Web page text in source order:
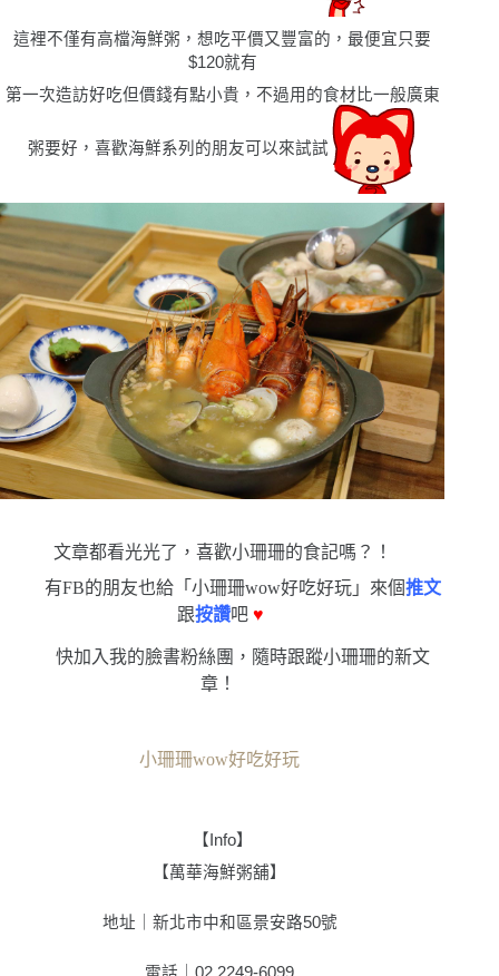
這裡不僅有高檔海鮮粥，想吃平價又豐富的，最便宜只要
$120就有
第一次造訪好吃但價錢有點小貴，不過用的食材比一般廣東
粥要好，喜歡海鮮系列的朋友可以來試試
文章都看光光了，喜歡小珊珊的食記嗎？！
有FB的朋友也給「小珊珊wow好吃好玩」來個推文
跟按讚吧 ♥
快加入我的臉書粉絲團，隨時跟蹤小珊珊的新文
章！
小珊珊wow好吃好玩
【Info】
【萬華海鮮粥舖】
地址｜新北市中和區景安路50號
電話｜02 2249-6099